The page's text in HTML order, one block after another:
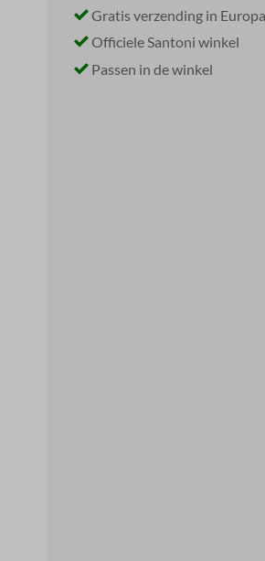
Gratis verzending in Europa
Officiele Santoni winkel
Passen in de winkel